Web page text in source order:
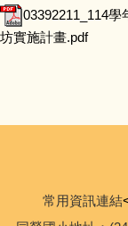
03392211_114
坊實施計畫.pdf
常用資訊連結